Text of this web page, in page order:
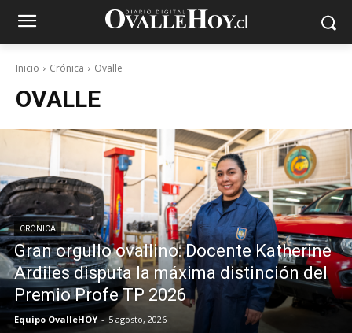
Inicio Crónica Ovalle
OVALLE
CRÓNICA
Gran orgullo ovallino: Docente Katherine
Ardiles disputa la máxima distinción del
Premio Profe TP 2026
Equipo OvalleHOY - 5 agosto, 2026